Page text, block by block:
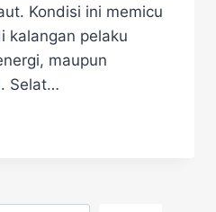
Kondisi ini memicu
kalangan pelaku
maupun
Selat…